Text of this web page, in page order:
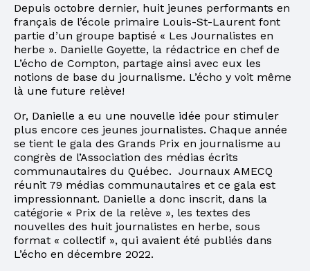
Depuis octobre dernier, huit jeunes performants en
français de l’école primaire Louis-St-Laurent font
partie d’un groupe baptisé « Les Journalistes en
herbe ». Danielle Goyette, la rédactrice en chef de
L’écho de Compton, partage ainsi avec eux les
notions de base du journalisme. L’écho y voit même
là une future relève!
Or, Danielle a eu une nouvelle idée pour stimuler
plus encore ces jeunes journalistes. Chaque année
se tient le gala des Grands Prix en journalisme au
congrès de l’Association des médias écrits
communautaires du Québec. Journaux AMECQ
réunit 79 médias communautaires et ce gala est
impressionnant. Danielle a donc inscrit, dans la
catégorie « Prix de la relève », les textes des
nouvelles des huit journalistes en herbe, sous
format « collectif », qui avaient été publiés dans
L’écho en décembre 2022.